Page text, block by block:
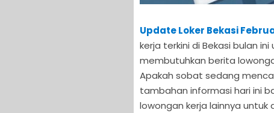
Update Loker Bekasi
kerja terkini di Bekasi bulan
membutuhkan berita
Apakah sobat sedang
tambahan informasi hari ini
lowongan kerja lainnya untuk